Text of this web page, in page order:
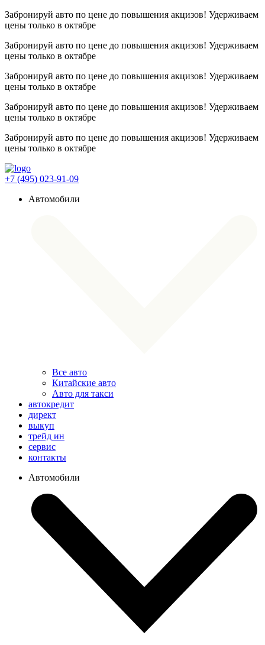
Забронируй авто по цене до повышения акцизов! Удерживаем
цены только в октябре
Забронируй авто по цене до повышения акцизов! Удерживаем
цены только в октябре
Забронируй авто по цене до повышения акцизов! Удерживаем
цены только в октябре
Забронируй авто по цене до повышения акцизов! Удерживаем
цены только в октябре
Забронируй авто по цене до повышения акцизов! Удерживаем
цены только в октябре
+7 (495) 023-91-09
Автомобили
Все авто
Китайские авто
Авто для такси
автокредит
директ
выкуп
трейд ин
сервис
контакты
Автомобили